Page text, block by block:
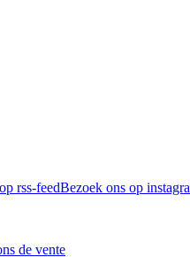
rss-feedBezoek ons op
de vente